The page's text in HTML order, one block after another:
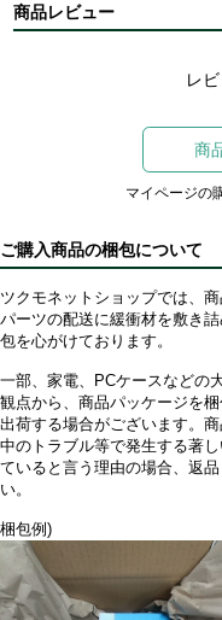
商品レビュー
レ
商
マイページの
ご購入商品の梱包について
ツクモネットショップでは、
パーツの配送に緩衝材を敷き
包を心がけております。
一部、家電、PCケースなどの
観点から、商品パッケージを
出荷する場合がございます。
中のトラブル等で発生する著
ていると言う理由の場合、返
い。
梱包例)